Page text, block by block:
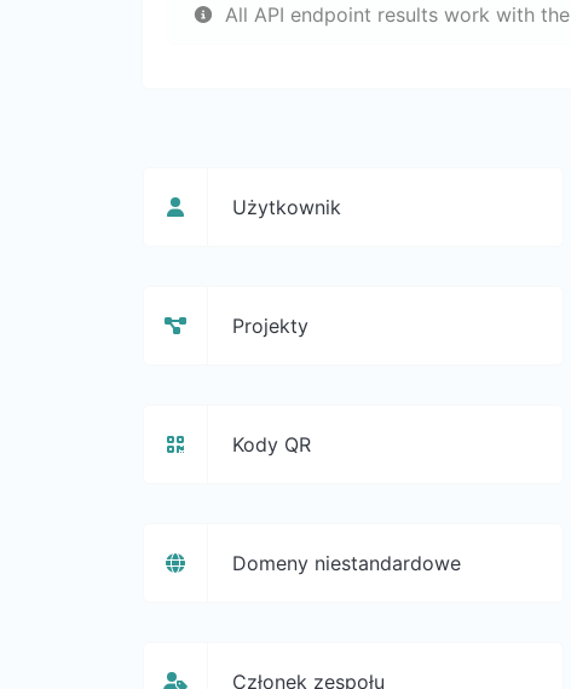
All API endpoint results work with the
Użytkownik
Projekty
Kody QR
Domeny niestandardowe
Członek zespołu